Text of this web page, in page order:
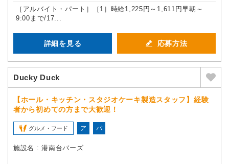
［アルバイト・パート］［1］時給1,225円～1,611円早朝～
9:00まで/17...
詳細を見る 応募方法
Ducky Duck
【ホール・キッチン・スタジオケーキ製造スタッフ】経験
者から初めての方まで大歓迎！
グルメ・フード ア パ
施設名 : 港南台バーズ